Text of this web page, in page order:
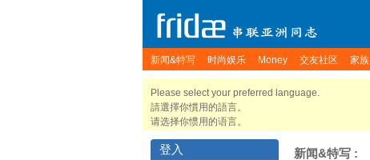
新闻&特写 时尚娱乐 Money 交友社区 家族
Please select your preferred language.
請選擇你慣用的語言。
请选择你惯用的语言。
登入 新闻&特写 :